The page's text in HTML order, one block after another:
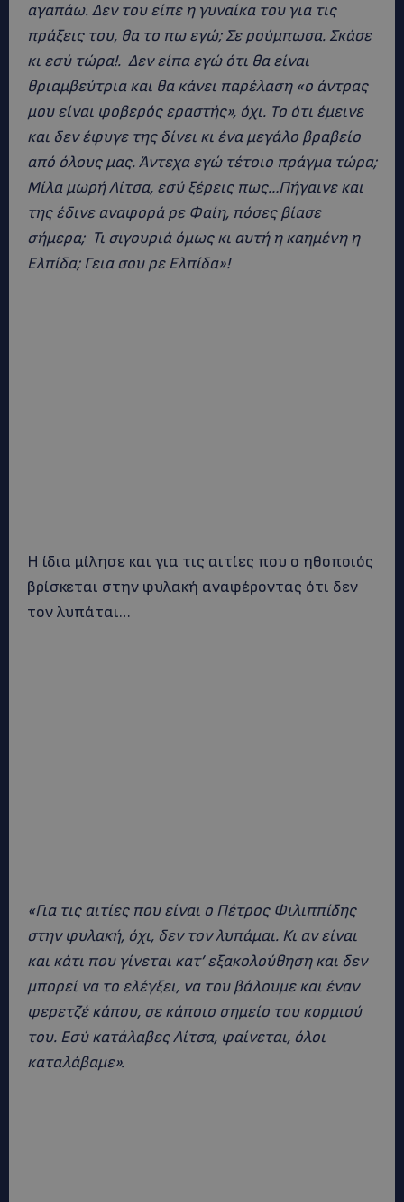
αγαπάω. Δεν του είπε η γυναίκα του για τις
πράξεις του, θα το πω εγώ; Σε ρούμπωσα. Σκάσε
κι εσύ τώρα!. Δεν είπα εγώ ότι θα είναι
θριαμβεύτρια και θα κάνει παρέλαση «ο άντρας
μου είναι φοβερός εραστής», όχι. Το ότι έμεινε
και δεν έφυγε της δίνει κι ένα μεγάλο βραβείο
από όλους μας. Άντεχα εγώ τέτοιο πράγμα τώρα;
Μίλα μωρή Λίτσα, εσύ ξέρεις πως…Πήγαινε και
της έδινε αναφορά ρε Φαίη, πόσες βίασε
σήμερα; Τι σιγουριά όμως κι αυτή η καημένη η
Ελπίδα; Γεια σου ρε Ελπίδα»!
Η ίδια μίλησε και για τις αιτίες που ο ηθοποιός
βρίσκεται στην φυλακή αναφέροντας ότι δεν
τον λυπάται…
«Για τις αιτίες που είναι ο Πέτρος Φιλιππίδης
στην φυλακή, όχι, δεν τον λυπάμαι. Κι αν είναι
και κάτι που γίνεται κατ’ εξακολούθηση και δεν
μπορεί να το ελέγξει, να του βάλουμε και έναν
φερετζέ κάπου, σε κάποιο σημείο του κορμιού
του. Εσύ κατάλαβες Λίτσα, φαίνεται, όλοι
καταλάβαμε».